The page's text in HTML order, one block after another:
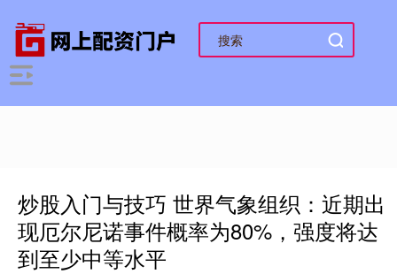
炒股入门与技巧 世界气象组织：近期出
现厄尔尼诺事件概率为80%，强度将达
到至少中等水平